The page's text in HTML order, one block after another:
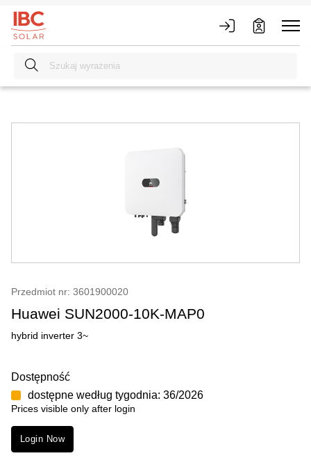
Przedmiot nr: 3601900020
Huawei SUN2000-10K-MAP0
hybrid inverter 3~
Dostępność
dostępne według tygodnia: 36/2026
Prices visible only after login
Login Now